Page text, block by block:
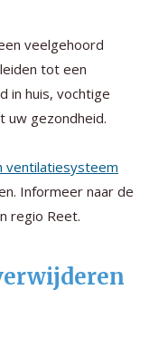
veelgehoord
tot een
in huis, vochtige
uw gezondheid.
ventilatiesysteem
Informeer naar de
regio Reet.